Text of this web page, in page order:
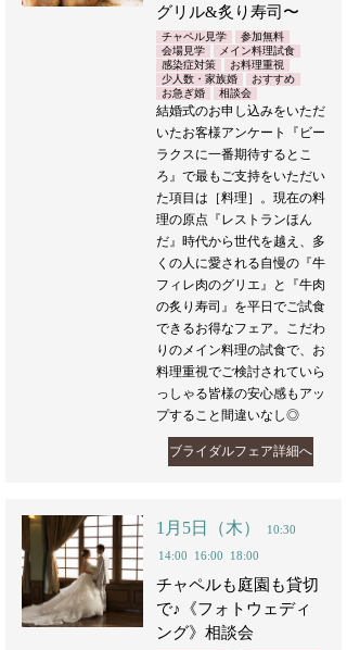
グリル&炙り寿司〜
チャペル見学
参加無料
会場見学
メイン料理試食
感染症対策
お料理重視
少人数・家族婚
おすすめ
お急ぎ婚
相談会
結婚式のお申し込みをいただ
いたお客様アンケート『ビー
ラクスに一番期待するとこ
ろ』で最もご支持をいただい
た項目は［料理］。現在の料
理の原点『レストランほん
だ』時代から世代を越え、多
くの人に愛される自慢の『牛
フィレ肉のグリエ』と『牛肉
の炙り寿司』を平日でご試食
できるお得なフェア。こだわ
りのメイン料理の試食で、お
料理重視でご検討されていら
っしゃる皆様の安心感もアッ
プすること間違いなし◎
ブライダルフェア詳細へ
1月5日（木）
10:30
14:00
16:00 18:00
チャペルも庭園も貸切
で♪《フォトウェディ
ング》相談会